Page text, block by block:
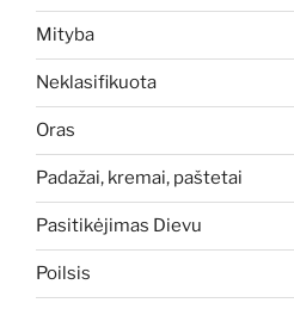
Mityba
Neklasifikuota
Oras
Padažai, kremai, paštetai
Pasitikėjimas Dievu
Poilsis